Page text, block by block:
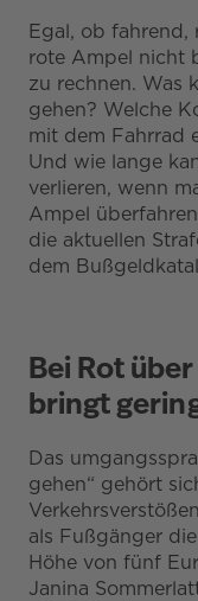
Egal, ob fahrend,
rote Ampel nicht
zu rechnen. Was
gehen? Welche
mit dem Fahrrad
Und wie lange
verlieren, wenn
Ampel
die aktuellen
dem
Bei Rot
bringt
Das
gehen“ gehört
als Fußgänger
Höhe von fünf
Janina